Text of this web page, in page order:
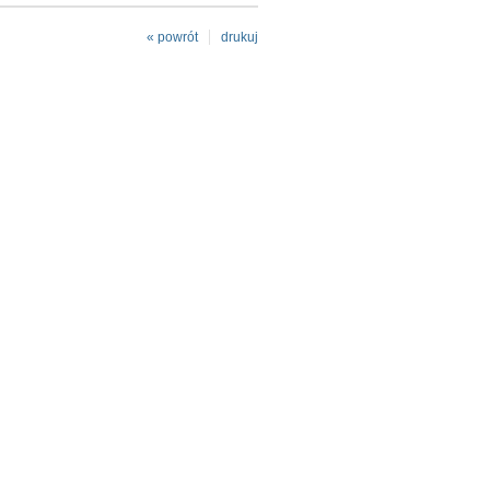
drukuj
« powrót